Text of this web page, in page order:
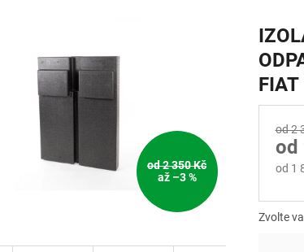
od 2 350 Kč
až –3 %
FIAT
od 2
od
od 1
Zvolte